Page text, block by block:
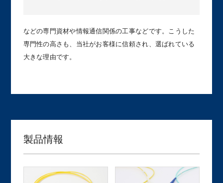
などの専門資材や情報通信関係の工事などです。こうした
専門性の高さも、当社がお客様に信頼され、選ばれている
大きな理由です。
製品情報